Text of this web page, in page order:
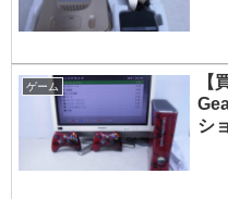
ゲーム
【
シ